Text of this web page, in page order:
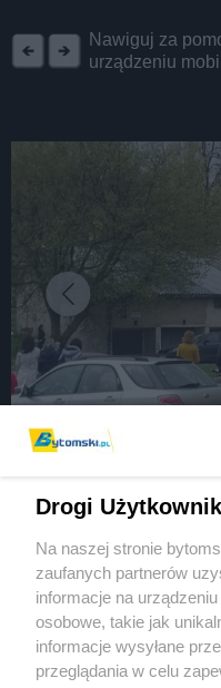
Nawiguj za
urządzeniu
Bytomiu. Kierowca
3 / 6
Wydawca mediów
Drogi
Na naszej stronie
zaufanych partnerów
informacje na
osobowe, takie jak
informacje wysyłane
przeglądania w celu